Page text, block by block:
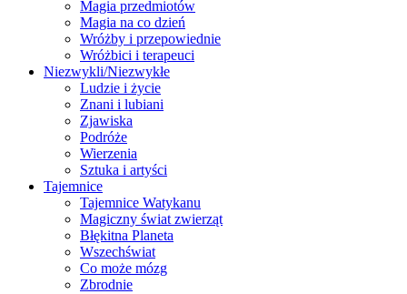
Magia przedmiotów
Magia na co dzień
Wróżby i przepowiednie
Wróżbici i terapeuci
Niezwykli/Niezwykłe
Ludzie i życie
Znani i lubiani
Zjawiska
Podróże
Wierzenia
Sztuka i artyści
Tajemnice
Tajemnice Watykanu
Magiczny świat zwierząt
Błękitna Planeta
Wszechświat
Co może mózg
Zbrodnie